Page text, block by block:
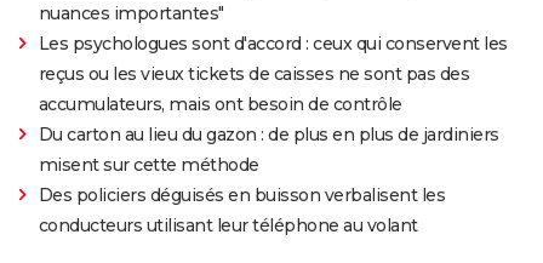
nuances importantes"
Les psychologues sont d'accord : ceux qui conservent les
reçus ou les vieux tickets de caisses ne sont pas des
accumulateurs, mais ont besoin de contrôle
Du carton au lieu du gazon : de plus en plus de jardiniers
misent sur cette méthode
Des policiers déguisés en buisson verbalisent les
conducteurs utilisant leur téléphone au volant